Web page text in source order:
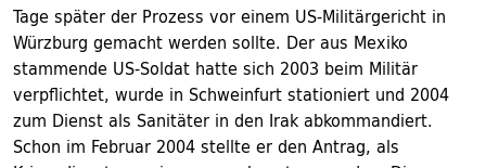
Tage später der Prozess vor einem US-Militärgericht in
Würzburg gemacht werden sollte. Der aus Mexiko
stammende US-Soldat hatte sich 2003 beim Militär
verpflichtet, wurde in Schweinfurt stationiert und 2004
zum Dienst als Sanitäter in den Irak abkommandiert.
Schon im Februar 2004 stellte er den Antrag, als